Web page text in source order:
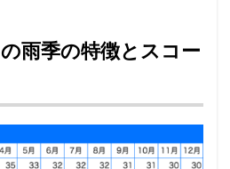
雨季の特徴とスコー